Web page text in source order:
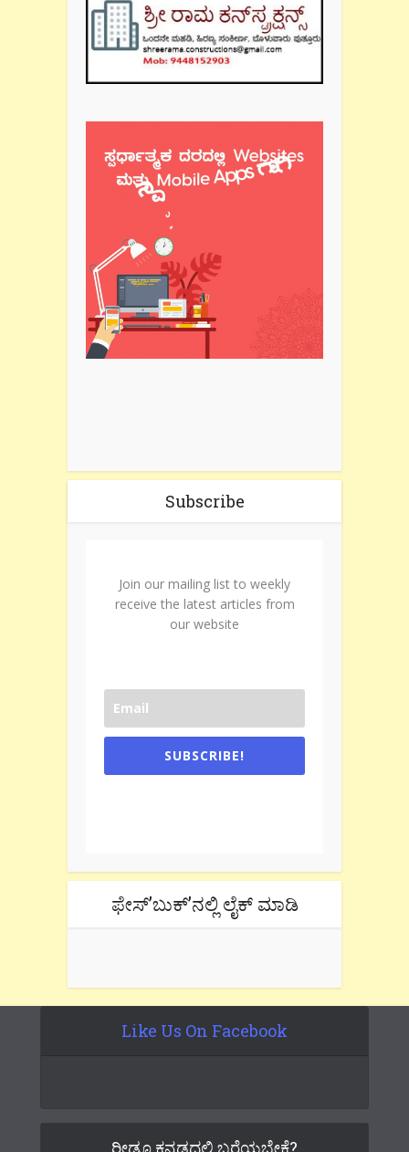
Subscribe
Join our mailing list to weekly
receive the latest articles from
our website
SUBSCRIBE!
ಫೇಸ್’ಬುಕ್’ನಲ್ಲಿ ಲೈಕ್ ಮಾಡಿ
Like Us On Facebook
ರೀಡೂ ಕನ್ನಡದಲ್ಲಿ ಬರೆಯಬೇಕೆ?